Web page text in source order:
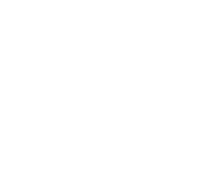
és a dalok
autográf
látni, és az is
ellenére
nem kellett erőltetnie a